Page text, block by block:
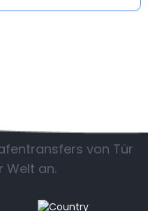
von Tür
Welt an.